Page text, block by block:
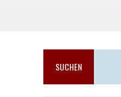
SUCHEN